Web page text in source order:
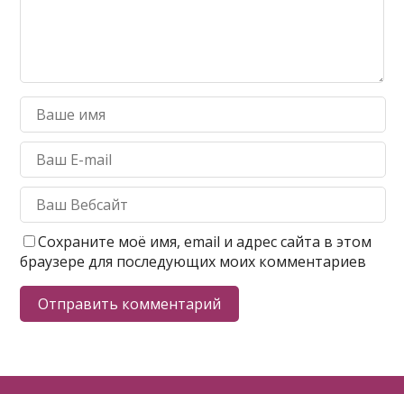
Сохраните моё имя, email и адрес сайта в этом
браузере для последующих моих комментариев